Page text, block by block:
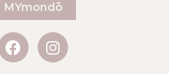
MYmondō